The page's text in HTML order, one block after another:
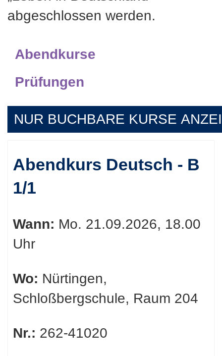
abgeschlossen werden.
Abendkurse
Prüfungen
NUR BUCHBARE KURSE
Tabellenüberschriften
können
werden.
Abendkurs Deutsch - B
1/1
Wann: Mo. 21.09.2026, 18.00
Uhr
Wo: Nürtingen,
Schloßbergschule, Raum 204
Nr.: 262-41020